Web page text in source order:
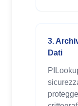
3.
Dati